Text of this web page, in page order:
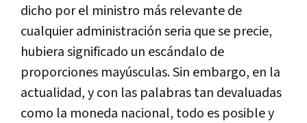
dicho por el ministro más relevante de
cualquier administración seria que se precie,
hubiera significado un escándalo de
proporciones mayúsculas. Sin embargo, en la
actualidad, y con las palabras tan devaluadas
como la moneda nacional, todo es posible y